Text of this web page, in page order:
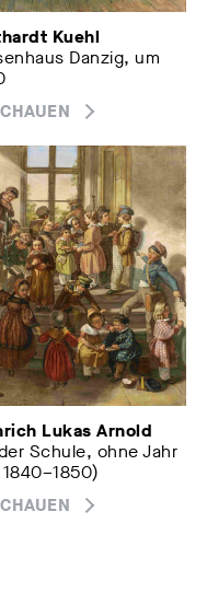
Kuehl
Danzig, um
Lukas Arnold
Schule, ohne Jahr